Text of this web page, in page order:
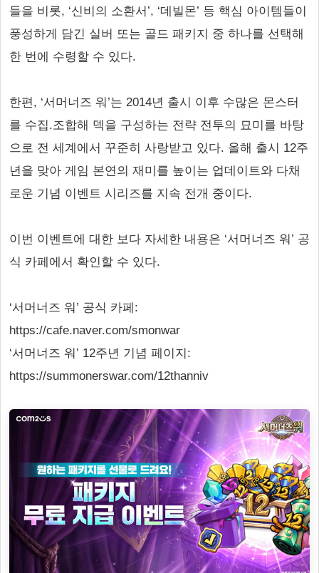
들을 비롯, ‘신비의 소환서’, ‘데빌몬’ 등 핵심 아이템들이
풍성하게 담긴 실버 또는 골드 패키지 중 하나를 선택해
한 번에 수령할 수 있다.
한편, ‘서머너즈 워’는 2014년 출시 이후 수많은 몬스터
를 수집.조합해 덱을 구성하는 전략 전투의 묘미를 바탕
으로 전 세계에서 꾸준히 사랑받고 있다. 올해 출시 12주
년을 맞아 게임 본연의 재미를 높이는 업데이트와 다채
로운 기념 이벤트 시리즈를 지속 전개 중이다.
이번 이벤트에 대한 보다 자세한 내용은 ‘서머너즈 워’ 공
식 카페에서 확인할 수 있다.
‘서머너즈 워’ 공식 카페:
https://cafe.naver.com/smonwar
‘서머너즈 워’ 12주년 기념 페이지:
https://summonerswar.com/12thanniv